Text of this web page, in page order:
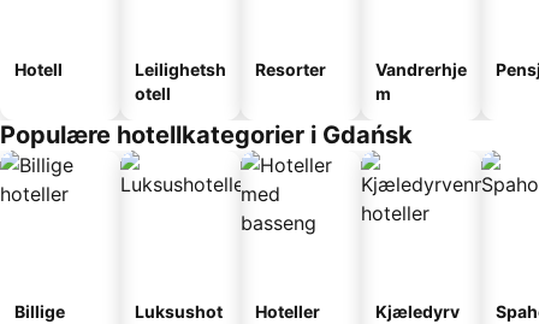
Hotell
Leilighetsh
otell
Resorter
Vandrerhje
m
Populære hotellkategorier i Gdańsk
Billige
Luksushot
Hoteller
Kjæledyrv